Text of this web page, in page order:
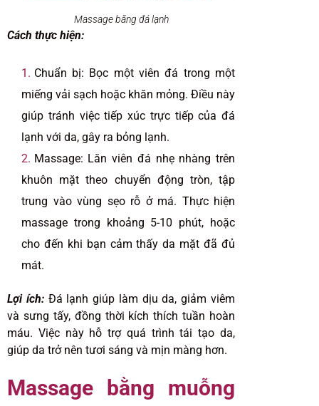
Massage bằng đá lạnh
Cách thực hiện:
Chuẩn bị: Bọc một viên đá trong một
miếng vải sạch hoặc khăn mỏng. Điều này
giúp tránh việc tiếp xúc trực tiếp của đá
lạnh với da, gây ra bỏng lạnh.
Massage: Lăn viên đá nhẹ nhàng trên
khuôn mặt theo chuyển động tròn, tập
trung vào vùng sẹo rỗ ở má. Thực hiện
massage trong khoảng 5-10 phút, hoặc
cho đến khi bạn cảm thấy da mặt đã đủ
mát.
Lợi ích:Đá lạnh giúp làm dịu da, giảm viêm
và sưng tấy, đồng thời kích thích tuần hoàn
máu. Việc này hỗ trợ quá trình tái tạo da,
giúp da trở nên tươi sáng và mịn màng hơn.
Massage bằng muỗng